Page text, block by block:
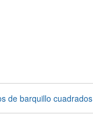
de barquillo cuadrados